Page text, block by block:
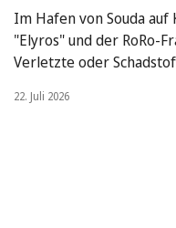
Im Hafen von Souda
"Elyros" und der RoRo-
Verletzte oder
22. Juli 2026